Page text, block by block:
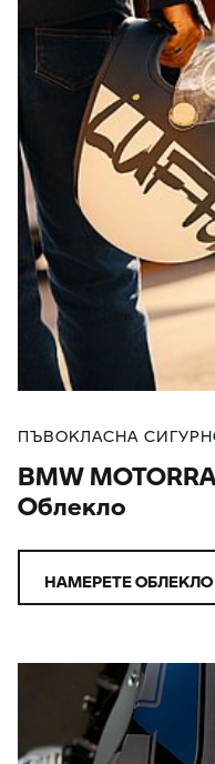
ПЪВОКЛАСНА
BMW
Облекло
НАМЕРЕТЕ ОБЛЕКЛО